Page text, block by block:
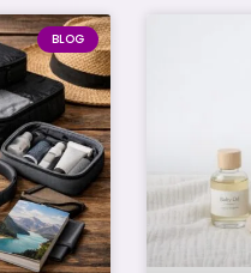
BLOG